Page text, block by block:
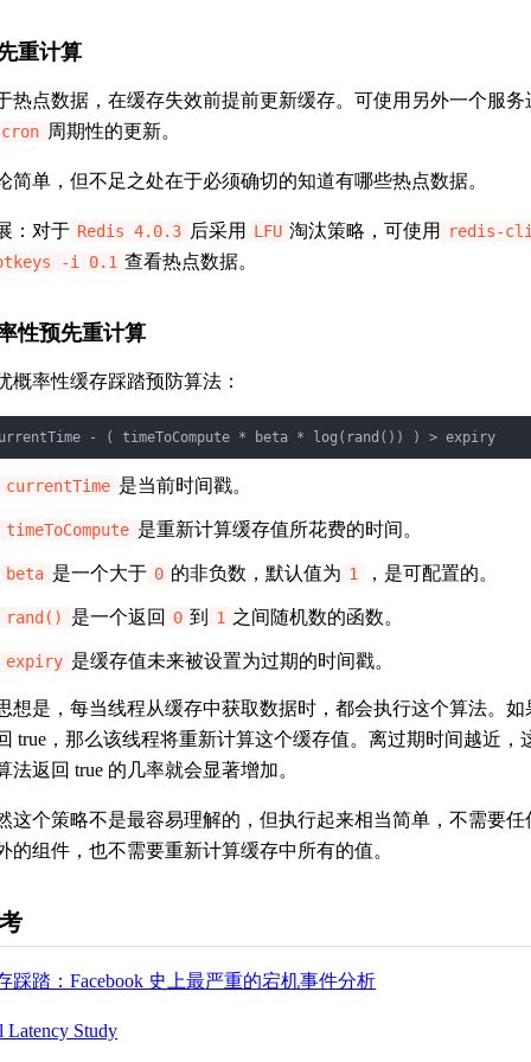
重计算
热点数据，在缓存失效前提前更新缓存。可使用另外一个服务
cron 周期性的更新。
简单，但不足之处在于必须确切的知道有哪些热点数据。
：对于 Redis 4.0.3 后采用 LFU 淘汰策略，可使用
redis-
-i 0.1 查看热点数据。
性预先重计算
概率性缓存踩踏预防算法：
- ( timeToCompute * beta * log(rand()) ) > expiry
currentTime 是当前时间戳。
timeToCompute 是重新计算缓存值所花费的时间。
beta 是一个大于 0 的非负数，默认值为 1 ，是可配置的。
rand() 是一个返回 0 到 1 之间随机数的函数。
expiry 是缓存值未来被设置为过期的时间戳。
想是，每当线程从缓存中获取数据时，都会执行这个算法。如
true，那么该线程将重新计算这个缓存值。离过期时间越近，
法返回 true 的几率就会显著增加。
这个策略不是最容易理解的，但执行起来相当简单，不需要任
的组件，也不需要重新计算缓存中所有的值。
踩踏：Facebook 史上最严重的宕机事件分析
Latency Study